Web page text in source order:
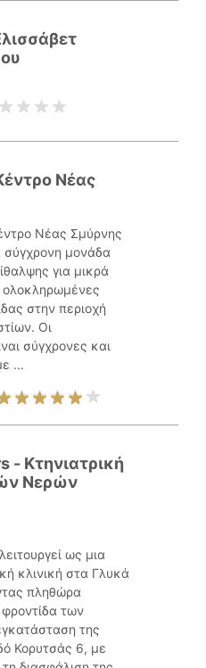
Νέας
Νέας Σμύρνης
σύγχρονη μονάδα
για μικρά
στην περιοχή
Οι
σύγχρονες και
...
- Κτηνιατρική
Νερών
ως μια
κλινική στα Γλυκά
πληθώρα
των
της
Κορυτσάς 6, με